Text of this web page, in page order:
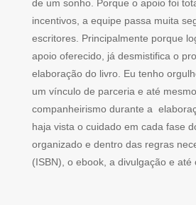
de um sonho. Porque o apoio foi
incentivos, a equipe passa muita
escritores. Principalmente porque
apoio oferecido, já desmistifica o
elaboração do livro. Eu tenho
um vínculo de parceria e até
companheirismo durante a
haja vista o cuidado em cada fase
organizado e dentro das regras
(ISBN), o ebook, a divulgação e